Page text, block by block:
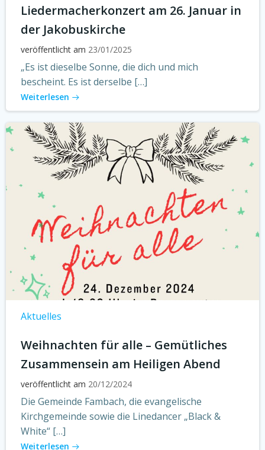
Liedermacherkonzert am 26. Januar in
der Jakobuskirche
veröffentlicht am 23/01/2025
„Es ist dieselbe Sonne, die dich und mich
bescheint. Es ist derselbe […]
Weiterlesen
Aktuelles
Weihnachten für alle – Gemütliches
Zusammensein am Heiligen Abend
veröffentlicht am 20/12/2024
Die Gemeinde Fambach, die evangelische
Kirchgemeinde sowie die Linedancer „Black &
White“ […]
Weiterlesen